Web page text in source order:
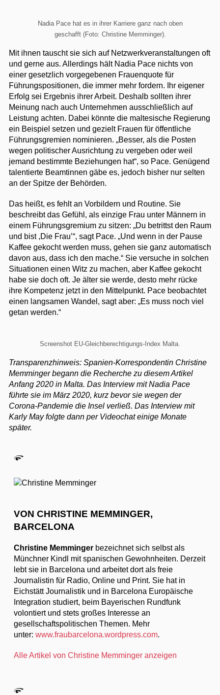
Nadia Pace hat es in ihrer Karriere ganz nach oben
geschafft (Foto: Christine Memminger).
Mit ihnen tauscht sie sich auf Netzwerkveranstaltungen oft
und gerne aus. Allerdings hält Nadia Pace nichts von
einer gesetzlich vorgegebenen Frauenquote für
Führungspositionen, die immer mehr fordern. Ihr eigener
Erfolg sei Ergebnis ihrer Arbeit. Deshalb sollten ihrer
Meinung nach auch Unternehmen ausschließlich auf
Leistung achten. Dabei könnte die maltesische Regierung
ein Beispiel setzen und gezielt Frauen für öffentliche
Führungsgremien nominieren. „Besser, als die Posten
wegen politischer Ausrichtung zu vergeben oder weil
jemand bestimmte Beziehungen hat“, so Pace. Genügend
talentierte Beamtinnen gäbe es, jedoch bisher nur selten
an der Spitze der Behörden.
Das heißt, es fehlt an Vorbildern und Routine. Sie
beschreibt das Gefühl, als einzige Frau unter Männern in
einem Führungsgremium zu sitzen: „Du betrittst den Raum
und bist ,Die Frau’“, sagt Pace. „Und wenn in der Pause
Kaffee gekocht werden muss, gehen sie ganz automatisch
davon aus, dass ich den mache.“ Sie versuche in solchen
Situationen einen Witz zu machen, aber Kaffee gekocht
habe sie doch oft. Je älter sie werde, desto mehr rücke
ihre Kompetenz jetzt in den Mittelpunkt. Pace beobachtet
einen langsamen Wandel, sagt aber: „Es muss noch viel
getan werden.“
Screenshot EU-Gleichberechtigungs-Index Malta.
Transparenzhinweis: Spanien-Korrespondentin Christine
Memminger begann die Recherche zu diesem Artikel
Anfang 2020 in Malta. Das Interview mit Nadia Pace
führte sie im März 2020, kurz bevor sie wegen der
Corona-Pandemie die Insel verließ. Das Interview mit
Karly May folgte dann per Videochat einige Monate
später.
VON CHRISTINE MEMMINGER,
BARCELONA
Christine Memminger bezeichnet sich selbst als
Münchner Kindl mit spanischen Gewohnheiten. Derzeit
lebt sie in Barcelona und arbeitet dort als freie
Journalistin für Radio, Online und Print. Sie hat in
Eichstätt Journalistik und in Barcelona Europäische
Integration studiert, beim Bayerischen Rundfunk
volontiert und stets großes Interesse an
gesellschaftspolitischen Themen. Mehr
unter: www.fraubarcelona.wordpress.com.
Alle Artikel von Christine Memminger anzeigen